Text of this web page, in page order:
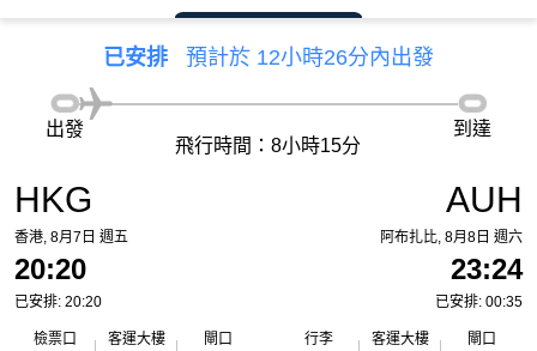
已安排 預計於 12小時26分內出發
HKG
香港, 8月7日 週五
20:20
已安排: 20:20
檢票口
客運大樓
閘口
出發
飛行時間：8小時15分
到達
AUH
阿布扎比, 8月8日 週六
23:24
已安排: 00:35
行李
客運大樓
閘口